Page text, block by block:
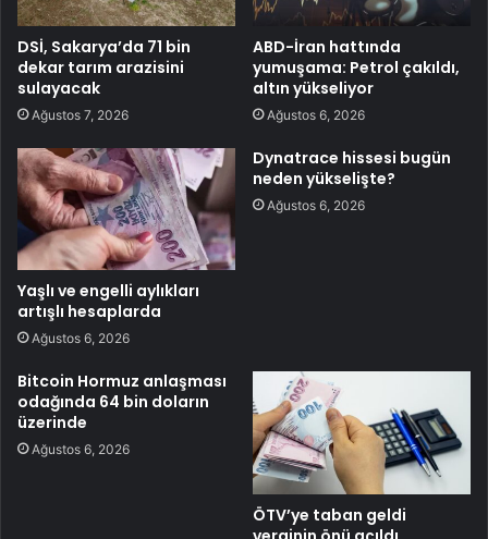
DSİ, Sakarya’da 71 bin
dekar tarım arazisini
sulayacak
Ağustos 7, 2026
ABD-İran hattında
yumuşama: Petrol çakıldı,
altın yükseliyor
Ağustos 6, 2026
Yaşlı ve engelli aylıkları
artışlı hesaplarda
Ağustos 6, 2026
Dynatrace hissesi bugün
neden yükselişte?
Ağustos 6, 2026
Bitcoin Hormuz anlaşması
odağında 64 bin doların
üzerinde
Ağustos 6, 2026
ÖTV’ye taban geldi